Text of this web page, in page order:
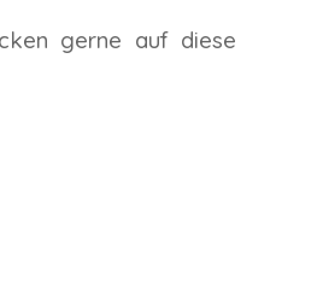
gerne auf diese